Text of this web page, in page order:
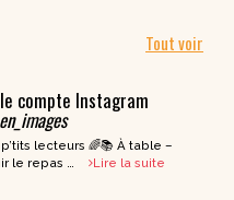
Tout voir
compte Instagram
lecteurs 🌈📚 À table –
le repas …
Lire la suite